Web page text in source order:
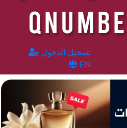
تسجيل الدخول
EN